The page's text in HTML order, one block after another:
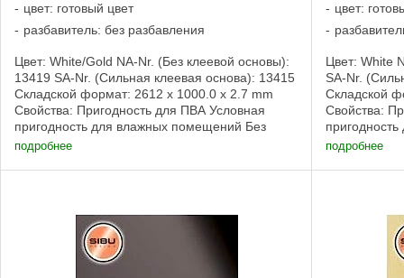
цвет: готовый цвет
разбавитель: без разбавления
Цвет: White/Gold NA-Nr. (Без клеевой основы):
13419 SA-Nr. (Сильная клеевая основа): 13415
Складской формат: 2612 x 1000.0 x 2.7 mm
Свойства: Пригодность для ПВА Условная
пригодность для влажных помещений Без
клеевой основы, Сильная клеевая основа ...
подробнее
цвет:
Цвет: White
SA-Nr.
Складской
Свойства:
клеевой
подробнее